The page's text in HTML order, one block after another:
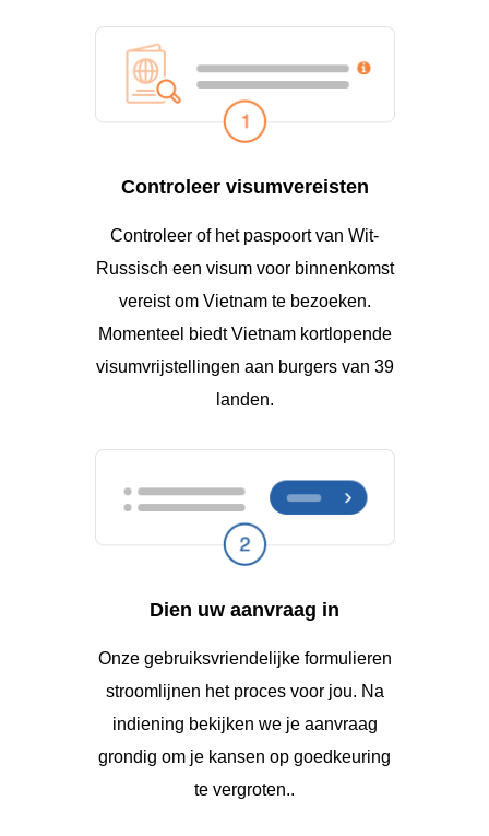
Controleer visumvereisten
Controleer of het paspoort van Wit-
Russisch een visum voor binnenkomst
vereist om Vietnam te bezoeken.
Momenteel biedt Vietnam kortlopende
visumvrijstellingen aan burgers van 39
landen.
Dien uw aanvraag in
Onze gebruiksvriendelijke formulieren
stroomlijnen het proces voor jou. Na
indiening bekijken we je aanvraag
grondig om je kansen op goedkeuring
te vergroten..